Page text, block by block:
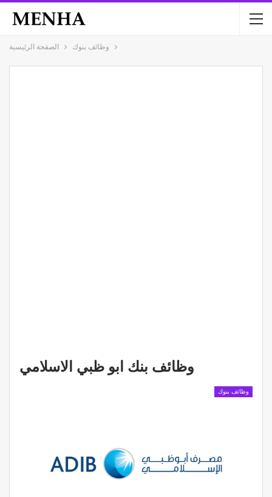
الصفحة الرئيسية وظائف بنوك
وظائف بنك ابو ظبي الاسلامي
وظائف بنوك